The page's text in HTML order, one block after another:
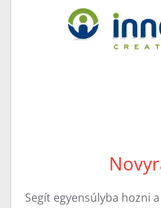
Segít egyensúlyba hozni